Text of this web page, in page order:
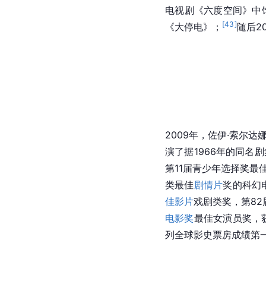
电视剧《六度空间》中
《大停电》； [43]随后
2009年，佐伊·索尔达
演了据1966年的同名
第11届青少年选择奖最
类最佳剧情片奖的科幻
佳影片戏剧类奖，第82
电影奖最佳女演员奖，
列全球影史票房成绩第